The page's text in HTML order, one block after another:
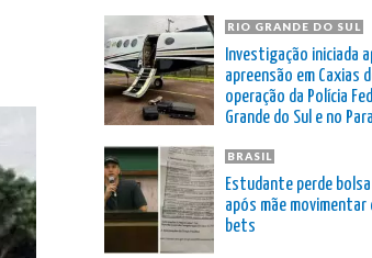
RIO GRANDE DO SUL
Investigação iniciada
apreensão em Caxias
operação da Polícia
Grande do Sul e no
BRASIL
Estudante perde
após mãe movimentar
bets